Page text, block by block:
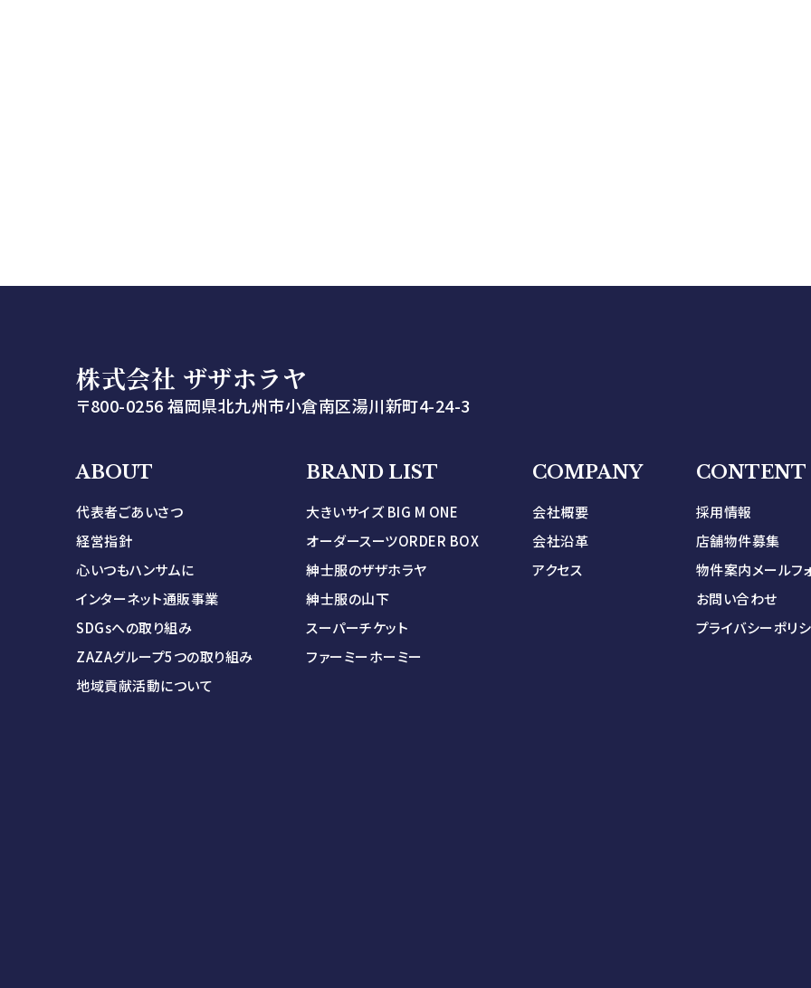
株式会社 ザザホラヤ
〒800-0256 福岡県北九州市小倉南区湯川新町4-24-3
ABOUT
代表者ごあいさつ
経営指針
心いつもハンサムに
インターネット通販事業
SDGsへの取り組み
ZAZAグループ5つの取り組み
地域貢献活動について
BRAND LIST
大きいサイズ BIG M ONE
オーダースーツORDER BOX
紳士服のザザホラヤ
紳士服の山下
スーパーチケット
ファーミーホーミー
COMPANY
会社概要
会社沿革
アクセス
CONTENT
採用情報
店舗物件募集
物件案内メールフ
お問い合わせ
プライバシーポリ